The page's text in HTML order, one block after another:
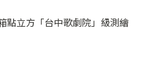
點立方「台中歌劇院」級測繪